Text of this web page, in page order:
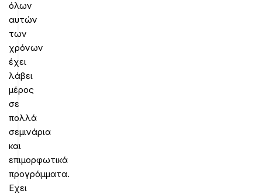
όλων
αυτών
των
χρόνων
έχει
λάβει
μέρος
σε
πολλά
σεμινάρια
και
επιμορφωτικά
προγράμματα.
Εχει